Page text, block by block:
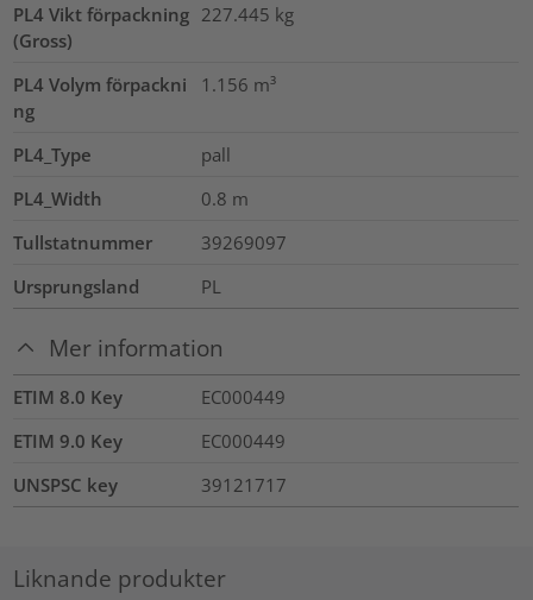
PL4 Vikt förpackning
(Gross)
227.445 kg
PL4 Volym förpackni
ng
1.156 m³
PL4_Type
pall
PL4_Width
0.8 m
Tullstatnummer
39269097
Ursprungsland
PL
Mer information
ETIM 8.0 Key
EC000449
ETIM 9.0 Key
EC000449
UNSPSC key
39121717
Liknande produkter